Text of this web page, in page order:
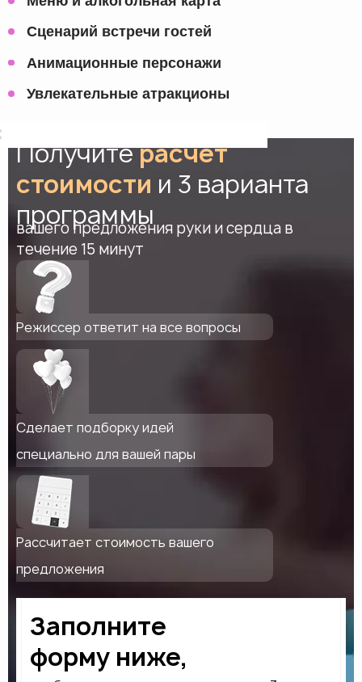
Сценарий встречи гостей
Анимационные персонажи
Увлекательные атракционы
Получитерасчет
стоимости и 3 варианта
программы
вашего предложения руки и сердца в
течение 15 минут
Режиссер ответит на все вопросы
Сделает подборку идей
специально для вашей пары
Рассчитает стоимость вашего
предложения
Заполните
форму ниже,